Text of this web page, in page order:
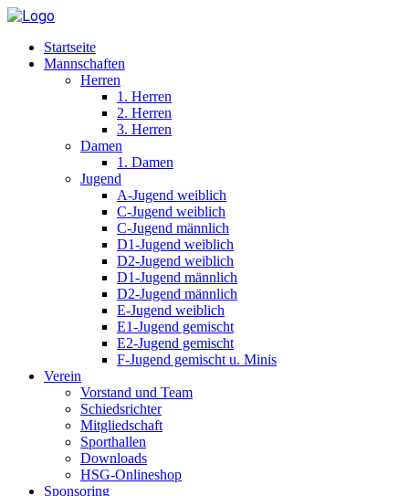
Startseite
Mannschaften
Herren
1. Herren
2. Herren
3. Herren
Damen
1. Damen
Jugend
A-Jugend weiblich
C-Jugend weiblich
C-Jugend männlich
D1-Jugend weiblich
D2-Jugend weiblich
D1-Jugend männlich
D2-Jugend männlich
E-Jugend weiblich
E1-Jugend gemischt
E2-Jugend gemischt
F-Jugend gemischt u. Minis
Verein
Vorstand und Team
Schiedsrichter
Mitgliedschaft
Sporthallen
Downloads
HSG-Onlineshop
Sponsoring